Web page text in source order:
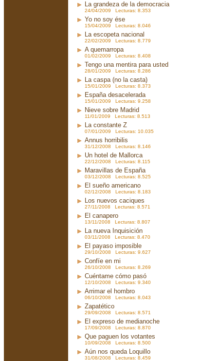
La grandeza de la democracia
24/04/2009 Lecturas: 8.353
Yo no soy ése
15/04/2009 Lecturas: 8.046
La escopeta nacional
22/02/2009 Lecturas: 8.779
A quemarropa
01/02/2009 Lecturas: 8.408
Tengo una mentira para usted
28/01/2009 Lecturas: 8.286
La caspa (no la casta)
15/01/2009 Lecturas: 8.373
España desacelerada
15/01/2009 Lecturas: 9.258
Nieve sobre Madrid
11/01/2009 Lecturas: 8.513
La constante Z
07/01/2009 Lecturas: 10.035
Annus horribilis
31/12/2008 Lecturas: 8.146
Un hotel de Mallorca
22/12/2008 Lecturas: 8.115
Maravillas de España
03/12/2008 Lecturas: 8.525
El sueño americano
02/12/2008 Lecturas: 8.183
Los nuevos caciques
27/11/2008 Lecturas: 8.571
El canapero
13/11/2008 Lecturas: 8.807
La nueva Inquisición
03/11/2008 Lecturas: 8.470
El payaso imposible
29/10/2008 Lecturas: 9.627
Confíe en mi
26/10/2008 Lecturas: 8.269
Cuéntame cómo pasó
12/10/2008 Lecturas: 9.340
Arrimar el hombro
06/10/2008 Lecturas: 8.043
Zapatético
29/09/2008 Lecturas: 8.571
El expreso de medianoche
17/09/2008 Lecturas: 8.870
Que paguen los votantes
10/09/2008 Lecturas: 8.500
Aún nos queda Loquillo
31/08/2008 Lecturas: 8.459